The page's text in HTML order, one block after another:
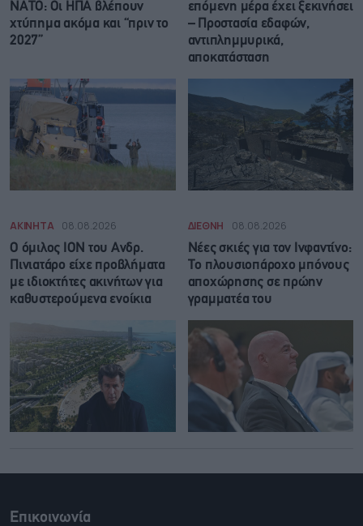
ΝΑΤΟ: Οι ΗΠΑ βλέπουν
χτύπημα ακόμα και “πριν το
2027”
επόμενη μέρα έχει ξεκινήσει
– Προστασία εδαφών,
αντιπλημμυρικά,
αποκατάσταση
ΑΚΙΝΗΤΑ 08.08.2026
Ο όμιλος ΙΟΝ του Ανδρ.
Πινιατάρο είχε προβλήματα
με ιδιοκτήτες ακινήτων για
καθυστερούμενα ενοίκια
ΔΙΕΘΝΗ 08.08.2026
Νέες σκιές για τον Ινφαντίνο:
Το πλουσιοπάροχο μπόνους
αποχώρησης σε πρώην
γραμματέα του
Επικοινωνία